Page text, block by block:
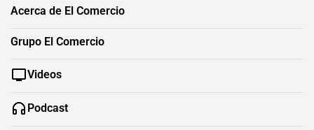
Acerca de El Comercio
Grupo El Comercio
Videos
Podcast